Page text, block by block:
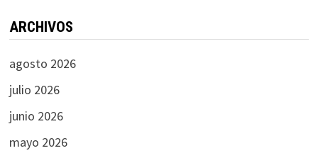
ARCHIVOS
agosto 2026
julio 2026
junio 2026
mayo 2026